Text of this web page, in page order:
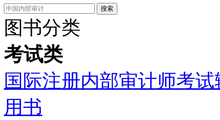
图书分类
考试类
国际注册内部审计师考
用书